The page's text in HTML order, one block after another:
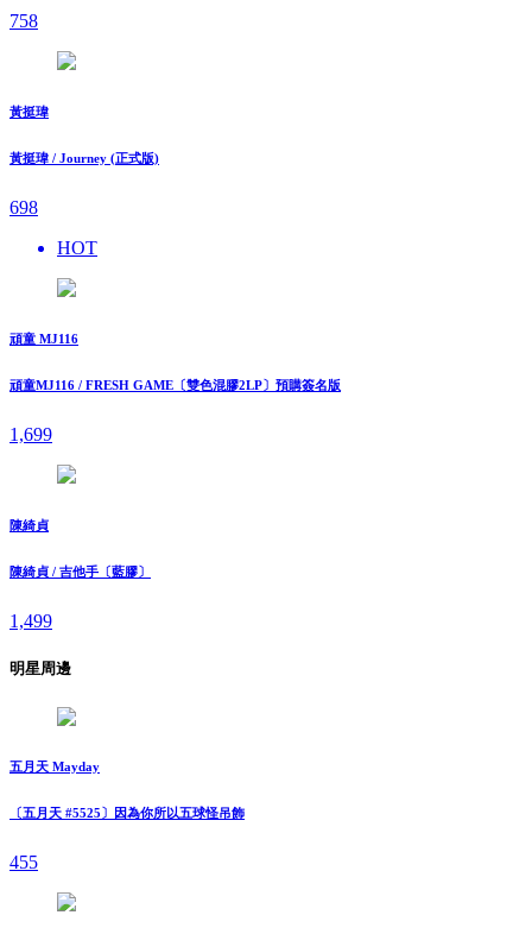
758
黃挺瑋
黃挺瑋 / Journey (正式版)
698
HOT
頑童 MJ116
頑童MJ116 / FRESH GAME〔雙色混膠2LP〕預購簽名版
1,699
陳綺貞
陳綺貞 / 吉他手〔藍膠〕
1,499
明星周邊
五月天 Mayday
〔五月天 #5525〕因為你所以五球怪吊飾
455